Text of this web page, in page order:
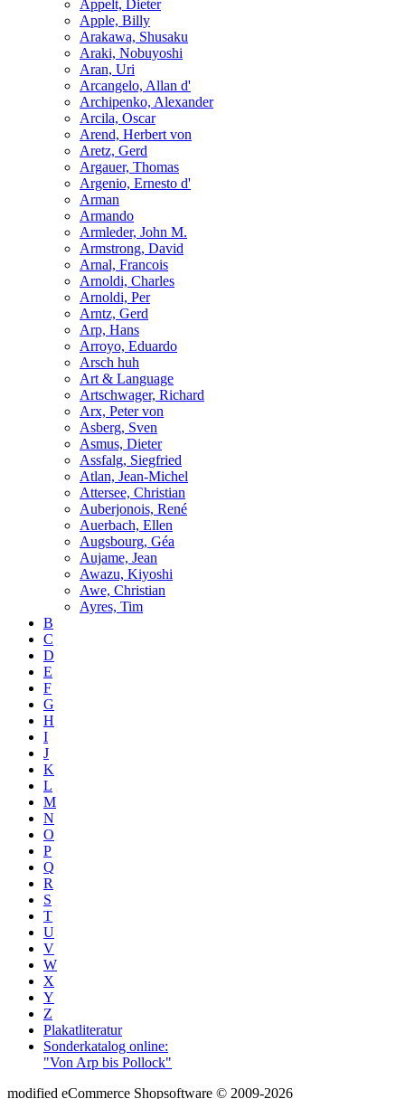
Appelt, Dieter
Apple, Billy
Arakawa, Shusaku
Araki, Nobuyoshi
Aran, Uri
Arcangelo, Allan d'
Archipenko, Alexander
Arcila, Oscar
Arend, Herbert von
Aretz, Gerd
Argauer, Thomas
Argenio, Ernesto d'
Arman
Armando
Armleder, John M.
Armstrong, David
Arnal, Francois
Arnoldi, Charles
Arnoldi, Per
Arntz, Gerd
Arp, Hans
Arroyo, Eduardo
Arsch huh
Art & Language
Artschwager, Richard
Arx, Peter von
Asberg, Sven
Asmus, Dieter
Assfalg, Siegfried
Atlan, Jean-Michel
Attersee, Christian
Auberjonois, René
Auerbach, Ellen
Augsbourg, Géa
Aujame, Jean
Awazu, Kiyoshi
Awe, Christian
Ayres, Tim
B
C
D
E
F
G
H
I
J
K
L
M
N
O
P
Q
R
S
T
U
V
W
X
Y
Z
Plakatliteratur
Sonderkatalog online:
"Von Arp bis Pollock"
modified eCommerce Shopsoftware © 2009-2026